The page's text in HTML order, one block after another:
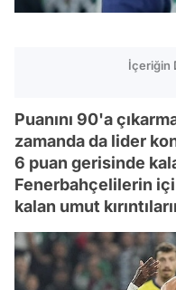
İçeriğin
Puanını 90'a
zamanda da lider
6 puan gerisinde
Fenerbahçelilerin
kalan umut